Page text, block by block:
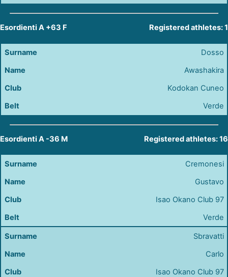
Esordienti A +63 F Registered athletes: 1
Dosso
Awashakira
Kodokan Cuneo
Verde
Esordienti A -36 M Registered athletes: 16
Cremonesi
Gustavo
Isao Okano Club 97
Verde
Sbravatti
Carlo
Isao Okano Club 97